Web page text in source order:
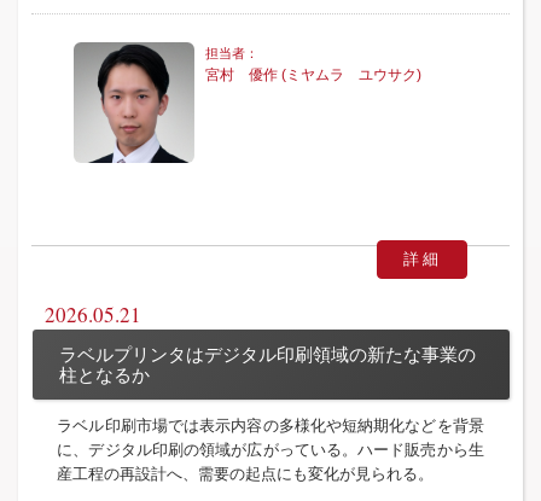
宮村 優作 (ミヤムラ ユウサク)
詳細
2026.05.21
ラベルプリンタはデジタル印刷領域の新たな事業の
柱となるか
ラベル印刷市場では表示内容の多様化や短納期化などを背景
に、デジタル印刷の領域が広がっている。ハード販売から生
産工程の再設計へ、需要の起点にも変化が見られる。